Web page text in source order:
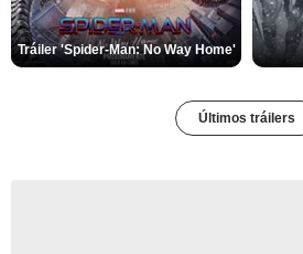
Tráiler 'Spider-Man: No Way Home'
Últimos tráilers